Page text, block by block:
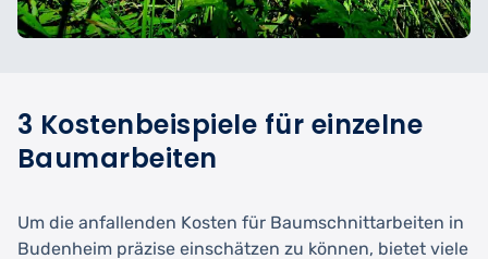
3 Kostenbeispiele für einzelne
Baumarbeiten
Um die anfallenden Kosten für Baumschnittarbeiten in
Budenheim präzise einschätzen zu können, bietet viele